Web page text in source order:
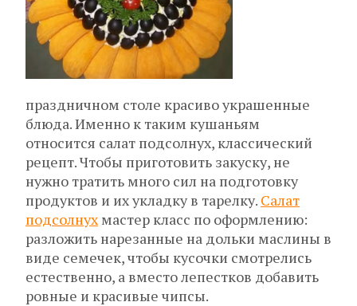
праздничном столе красиво украшенные
блюда. Именно к таким кушаньям
относится салат подсолнух, классический
рецепт. Чтобы приготовить закуску, не
нужно тратить много сил на подготовку
продуктов и их укладку в тарелку. Салат
подсолнух мастер класс по оформлению:
разложить нарезанные на дольки маслины в
виде семечек, чтобы кусочки смотрелись
естественно, а вместо лепестков добавить
ровные и красивые чипсы.